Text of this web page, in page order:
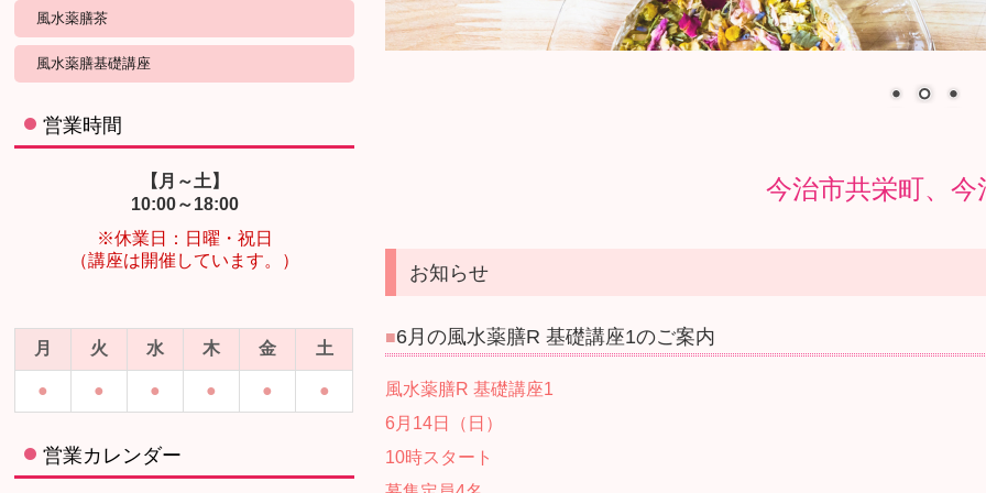
風水薬膳茶
風水薬膳基礎講座
営業時間
【月～土】
10:00～18:00
※休業日：日曜・祝日
（講座は開催しています。）
月 火 水 木 金 土
● ● ● ● ● ●
営業カレンダー
今治市共栄町、今
お知らせ
■6月の風水薬膳R 基礎講座1のご案内
風水薬膳R 基礎講座1
6月14日（日）
10時スタート